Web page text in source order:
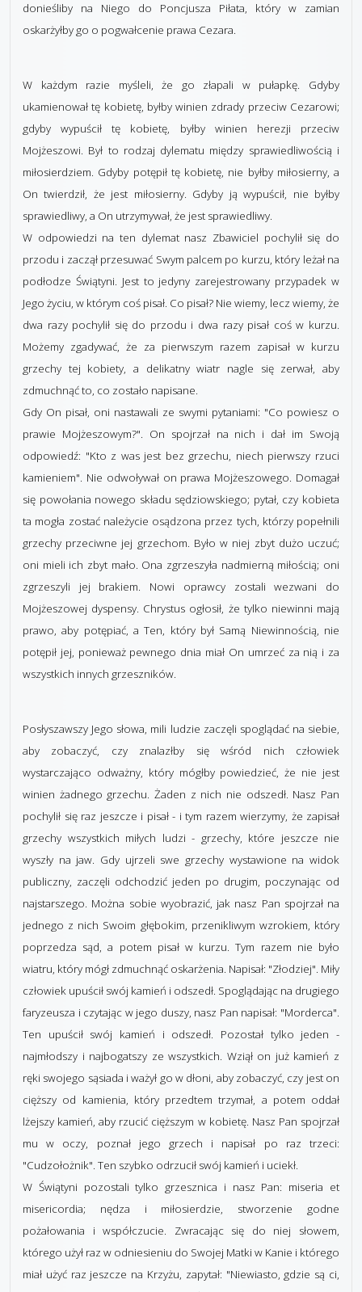
donieśliby na Niego do Poncjusza Piłata, który w zamian
oskarżyłby go o pogwałcenie prawa Cezara.
W każdym razie myśleli, że go złapali w pułapkę. Gdyby
ukamienował tę kobietę, byłby winien zdrady przeciw Cezarowi;
gdyby wypuścił tę kobietę, byłby winien herezji przeciw
Mojżeszowi. Był to rodzaj dylematu między sprawiedliwością i
miłosierdziem. Gdyby potępił tę kobietę, nie byłby miłosierny, a
On twierdził, że jest miłosierny. Gdyby ją wypuścił, nie byłby
sprawiedliwy, a On utrzymywał, że jest sprawiedliwy.
W odpowiedzi na ten dylemat nasz Zbawiciel pochylił się do
przodu i zaczął przesuwać Swym palcem po kurzu, który leżał na
podłodze Świątyni. Jest to jedyny zarejestrowany przypadek w
Jego życiu, w którym coś pisał. Co pisał? Nie wiemy, lecz wiemy, że
dwa razy pochylił się do przodu i dwa razy pisał coś w kurzu.
Możemy zgadywać, że za pierwszym razem zapisał w kurzu
grzechy tej kobiety, a delikatny wiatr nagle się zerwał, aby
zdmuchnąć to, co zostało napisane.
Gdy On pisał, oni nastawali ze swymi pytaniami: "Co powiesz o
prawie Mojżeszowym?". On spojrzał na nich i dał im Swoją
odpowiedź: "Kto z was jest bez grzechu, niech pierwszy rzuci
kamieniem". Nie odwoływał on prawa Mojżeszowego. Domagał
się powołania nowego składu sędziowskiego; pytał, czy kobieta
ta mogła zostać należycie osądzona przez tych, którzy popełnili
grzechy przeciwne jej grzechom. Było w niej zbyt dużo uczuć;
oni mieli ich zbyt mało. Ona zgrzeszyła nadmierną miłością; oni
zgrzeszyli jej brakiem. Nowi oprawcy zostali wezwani do
Mojżeszowej dyspensy. Chrystus ogłosił, że tylko niewinni mają
prawo, aby potępiać, a Ten, który był Samą Niewinnością, nie
potępił jej, ponieważ pewnego dnia miał On umrzeć za nią i za
wszystkich innych grzeszników.
Posłyszawszy Jego słowa, mili ludzie zaczęli spoglądać na siebie,
aby zobaczyć, czy znalazłby się wśród nich człowiek
wystarczająco odważny, który mógłby powiedzieć, że nie jest
winien żadnego grzechu. Żaden z nich nie odszedł. Nasz Pan
pochylił się raz jeszcze i pisał - i tym razem wierzymy, że zapisał
grzechy wszystkich miłych ludzi - grzechy, które jeszcze nie
wyszły na jaw. Gdy ujrzeli swe grzechy wystawione na widok
publiczny, zaczęli odchodzić jeden po drugim, poczynając od
najstarszego. Można sobie wyobrazić, jak nasz Pan spojrzał na
jednego z nich Swoim głębokim, przenikliwym wzrokiem, który
poprzedza sąd, a potem pisał w kurzu. Tym razem nie było
wiatru, który mógł zdmuchnąć oskarżenia. Napisał: "Złodziej". Miły
człowiek upuścił swój kamień i odszedł. Spoglądając na drugiego
faryzeusza i czytając w jego duszy, nasz Pan napisał: "Morderca".
Ten upuścił swój kamień i odszedł. Pozostał tylko jeden -
najmłodszy i najbogatszy ze wszystkich. Wziął on już kamień z
ręki swojego sąsiada i ważył go w dłoni, aby zobaczyć, czy jest on
cięższy od kamienia, który przedtem trzymał, a potem oddał
lżejszy kamień, aby rzucić cięższym w kobietę. Nasz Pan spojrzał
mu w oczy, poznał jego grzech i napisał po raz trzeci:
"Cudzołożnik". Ten szybko odrzucił swój kamień i uciekł.
W Świątyni pozostali tylko grzesznica i nasz Pan: miseria et
misericordia; nędza i miłosierdzie, stworzenie godne
pożałowania i współczucie. Zwracając się do niej słowem,
którego użył raz w odniesieniu do Swojej Matki w Kanie i którego
miał użyć raz jeszcze na Krzyżu, zapytał: "Niewiasto, gdzie są ci,